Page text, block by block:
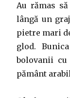
Au rămas
lângă un
pietre mari
glod.
bolovanii
pământ